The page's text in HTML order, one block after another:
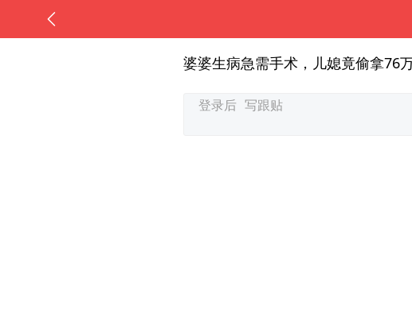
婆婆生病急需手术，儿媳竟偷拿76